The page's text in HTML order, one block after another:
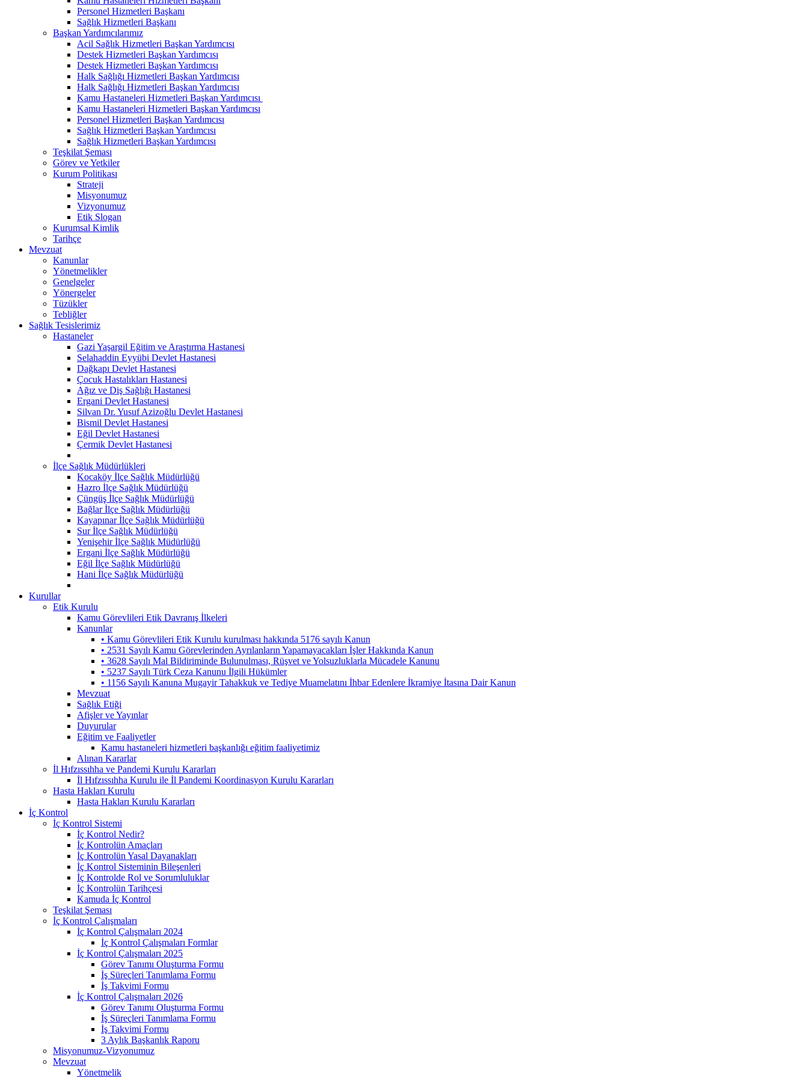
Personel Hizmetleri Başkanı
Sağlık Hizmetleri Başkanı
Başkan Yardımcılarımız
Acil Sağlık Hizmetleri Başkan Yardımcısı
Destek Hizmetleri Başkan Yardımcısı
Destek Hizmetleri Başkan Yardımcısı
Halk Sağlığı Hizmetleri Başkan Yardımcısı
Halk Sağlığı Hizmetleri Başkan Yardımcısı
Kamu Hastaneleri Hizmetleri Başkan Yardımcısı ​
Kamu Hastaneleri Hizmetleri Başkan Yardımcısı
Personel Hizmetleri Başkan Yardımcısı
Sağlık Hizmetleri Başkan Yardımcısı
Sağlık Hizmetleri Başkan Yardımcısı
Teşkilat Şeması
Görev ve Yetkiler
Kurum Politikası
Strateji
Misyonumuz
Vizyonumuz
Etik Slogan
Kurumsal Kimlik
Tarihçe
Mevzuat
Kanunlar
Yönetmelikler
Genelgeler
Yönergeler
Tüzükler
Tebliğler
Sağlık Tesislerimiz
Hastaneler
Gazi Yaşargil Eğitim ve Araştırma Hastanesi
Selahaddin Eyyübi Devlet Hastanesi
Dağkapı Devlet Hastanesi
Çocuk Hastalıkları Hastanesi
Ağız ve Diş Sağlığı Hastanesi
Ergani Devlet Hastanesi
Silvan Dr. Yusuf Azizoğlu Devlet Hastanesi
Bismil Devlet Hastanesi
Eğil Devlet Hastanesi
Çermik Devlet Hastanesi
İlçe Sağlık Müdürlükleri
Kocaköy İlçe Sağlık Müdürlüğü
Hazro İlçe Sağlık Müdürlüğü
Çüngüş İlçe Sağlık Müdürlüğü
Bağlar İlçe Sağlık Müdürlüğü
Kayapınar İlçe Sağlık Müdürlüğü
Sur İlçe Sağlık Müdürlüğü
Yenişehir İlçe Sağlık Müdürlüğü
Ergani İlçe Sağlık Müdürlüğü
Eğil İlçe Sağlık Müdürlüğü
Hani İlçe Sağlık Müdürlüğü
Kurullar
Etik Kurulu
Kamu Görevlileri Etik Davranış İlkeleri
Kanunlar
• Kamu Görevlileri Etik Kurulu kurulması hakkında 5176 sayılı Kanun
• 2531 Sayılı Kamu Görevlerinden Ayrılanların Yapamayacakları İşler Hakkında Kanun
• 3628 Sayılı Mal Bildiriminde Bulunulması, Rüşvet ve Yolsuzluklarla Mücadele Kanunu
• 5237 Sayılı Türk Ceza Kanunu İlgili Hükümler
• 1156 Sayılı Kanuna Mugayir Tahakkuk ve Tediye Muamelatını İhbar Edenlere İkramiye İtasına Dair Kanun
Mevzuat
Sağlık Etiği
Afişler ve Yayınlar
Duyurular
Eğitim ve Faaliyetler
Kamu hastaneleri hizmetleri başkanlığı eğitim faaliyetimiz
Alınan Kararlar
İl Hıfzıssıhha ve Pandemi Kurulu Kararları
İl Hıfzıssıhha Kurulu ile İl Pandemi Koordinasyon Kurulu Kararları
Hasta Hakları Kurulu
Hasta Hakları Kurulu Kararları
İç Kontrol
İç Kontrol Sistemi
İç Kontrol Nedir?
İç Kontrolün Amaçları
İç Kontrolün Yasal Dayanakları
İç Kontrol Sisteminin Bileşenleri
İç Kontrolde Rol ve Sorumluluklar
İç Kontrolün Tarihçesi
Kamuda İç Kontrol
Teşkilat Şeması
İç Kontrol Çalışmaları
İç Kontrol Çalışmaları 2024
İç Kontrol Çalışmaları Formlar
İç Kontrol Çalışmaları 2025
Görev Tanımı Oluşturma Formu
İş Süreçleri Tanımlama Formu
İş Takvimi Formu
İç Kontrol Çalışmaları 2026
Görev Tanımı Oluşturma Formu
İş Süreçleri Tanımlama Formu
İş Takvimi Formu
3 Aylık Başkanlık Raporu
Misyonumuz-Vizyonumuz
Mevzuat
Yönetmelik